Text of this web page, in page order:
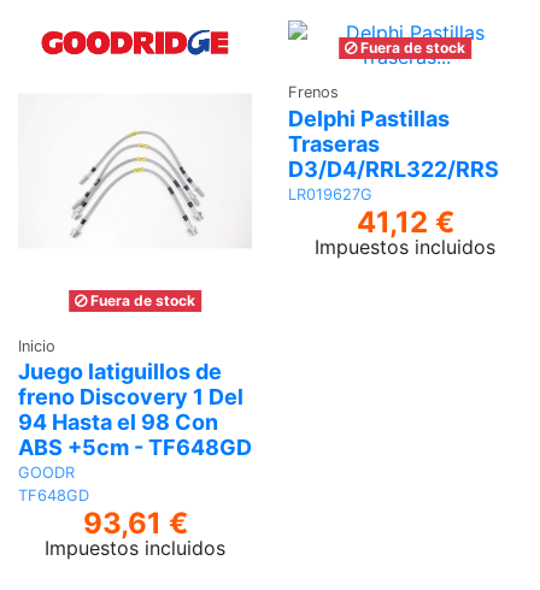
Fuera de stock
Inicio
Juego latiguillos de
freno Discovery 1 Del
94 Hasta el 98 Con
ABS +5cm - TF648GD
GOODR
TF648GD
93,61 €
Impuestos incluidos
Fuera de stock
Frenos
Delphi Pastillas
Traseras
D3/D4/RRL322/RRS
LR019627G
41,12 €
Impuestos incluidos